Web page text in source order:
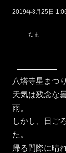
2019年8月25日
たま
八塔寺星まつ
天気は残念な
雨。
しかし、日ご
た。
帰る間際に晴